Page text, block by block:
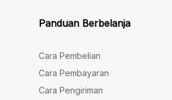
Panduan Berbelanja
Cara Pembelian
Cara Pembayaran
Cara Pengiriman